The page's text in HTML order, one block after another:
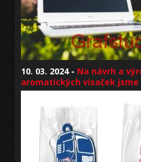
10. 03. 2024 - Na návrh a
aromatických visaček